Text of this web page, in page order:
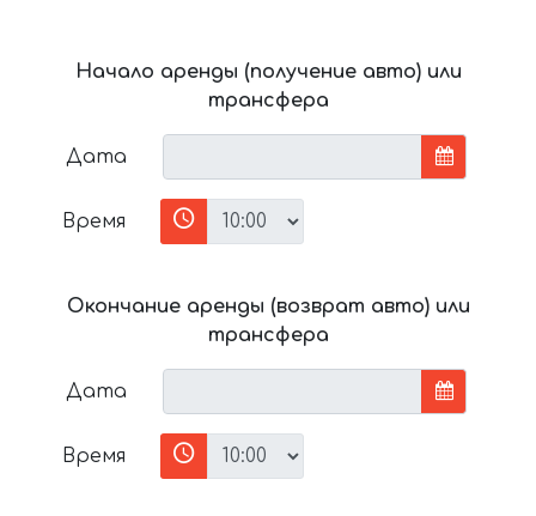
Начало аренды (получение авто) или
трансфера
Дата
Время
Окончание аренды (возврат авто) или
трансфера
Дата
Время